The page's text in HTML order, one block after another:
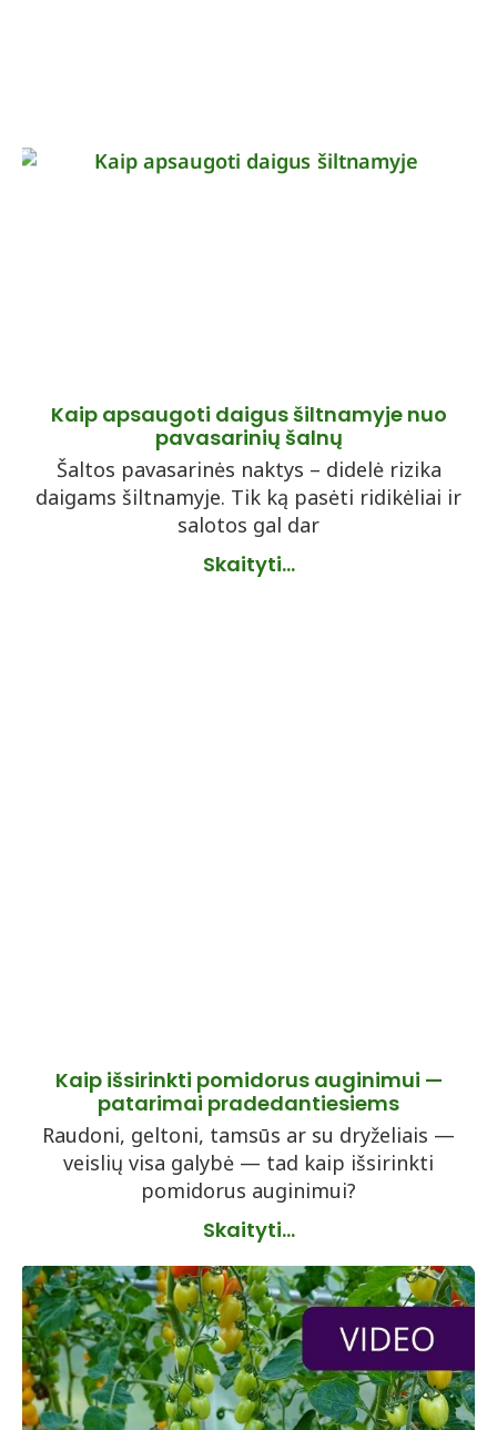
Kaip apsaugoti daigus šiltnamyje nuo
pavasarinių šalnų
Šaltos pavasarinės naktys – didelė rizika
daigams šiltnamyje. Tik ką pasėti ridikėliai ir
salotos gal dar
Skaityti...
Kaip išsirinkti pomidorus auginimui —
patarimai pradedantiesiems
Raudoni, geltoni, tamsūs ar su dryželiais —
veislių visa galybė — tad kaip išsirinkti
pomidorus auginimui?
Skaityti...